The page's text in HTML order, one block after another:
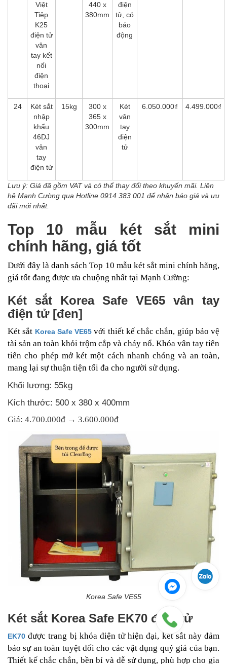
Việt
Tiệp
K25
điện tử
vân
tay kết
nối
điện
thoại
440 x
380mm
điện
tử, có
báo
động
24
Két sắt
nhập
khẩu
46DJ
vân
tay
điện tử
15kg
300 x
365 x
300mm
Két
vân
tay
điện
tử
6.050.000₫ 4.499.000₫
Lưu ý: Giá đã gồm VAT và có thể thay đổi theo khuyến mãi. Liên
hệ Mạnh Cường qua Hotline 0914 383 001 để nhận báo giá và ưu
đãi mới nhất.
Top 10 mẫu két sắt mini
chính hãng, giá tốt
Dưới đây là danh sách Top 10 mẫu két sắt mini chính hãng,
giá tốt đang được ưa chuộng nhất tại Mạnh Cường:
Két sắt Korea Safe VE65 vân tay
điện tử [đen]
Két sắt Korea Safe VE65 với thiết kế chắc chắn, giúp bảo vệ
tài sản an toàn khỏi trộm cắp và cháy nổ. Khóa vân tay tiên
tiến cho phép mở két một cách nhanh chóng và an toàn,
mang lại sự thuận tiện tối đa cho người sử dụng.
Khối lượng: 55kg
Kích thước: 500 x 380 x 400mm
Giá: 4.700.000₫ → 3.600.000₫
Korea Safe VE65
Két sắt Korea Safe EK70 điện tử
EK70 được trang bị khóa điện tử hiện đại, két sắt này đảm
bảo sự an toàn tuyệt đối cho các vật dụng quý giá của bạn.
Thiết kế chắc chắn, bền bỉ và dễ sử dụng, phù hợp cho gia